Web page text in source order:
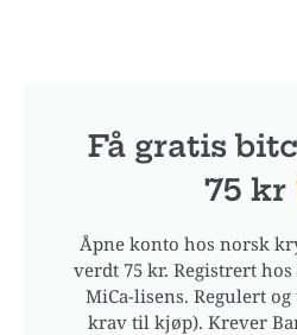
Få gratis
75 kr
Åpne konto hos norsk
verdt 75 kr. Registrert
MiCa-lisens. Regulert
krav til kjøp). Krever